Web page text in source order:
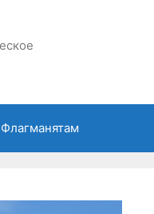
Флагманятам